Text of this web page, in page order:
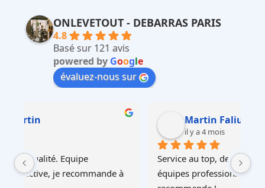
ONLEVETOUT - DEBARRAS PARIS
4.8
Basé sur 121 avis
powered by Google
évaluez-nous sur
Service au top, devis ultra rapide et cohérent,
équipes professionnelles et soignéesJe